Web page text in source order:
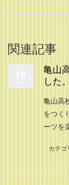
関連記事
亀山
した。
亀山高
をつく
ーツを
カテゴ